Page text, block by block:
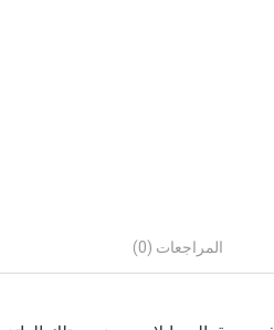
المراجعات (0)